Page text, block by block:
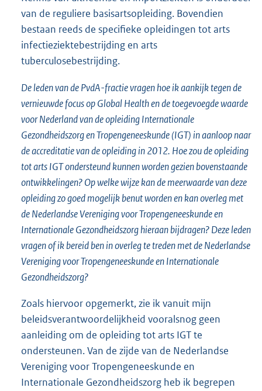
van de reguliere basisartsopleiding. Bovendien
bestaan reeds de specifieke opleidingen tot arts
infectieziektebestrijding en arts
tuberculosebestrijding.
De leden van de PvdA-fractie vragen hoe ik aankijk tegen de
vernieuwde focus op Global Health en de toegevoegde waarde
voor Nederland van de opleiding Internationale
Gezondheidszorg en Tropengeneeskunde (IGT) in aanloop naar
de accreditatie van de opleiding in 2012. Hoe zou de opleiding
tot arts IGT ondersteund kunnen worden gezien bovenstaande
ontwikkelingen? Op welke wijze kan de meerwaarde van deze
opleiding zo goed mogelijk benut worden en kan overleg met
de Nederlandse Vereniging voor Tropengeneeskunde en
Internationale Gezondheidszorg hieraan bijdragen? Deze leden
vragen of ik bereid ben in overleg te treden met de Nederlandse
Vereniging voor Tropengeneeskunde en Internationale
Gezondheidszorg?
Zoals hiervoor opgemerkt, zie ik vanuit mijn
beleidsverantwoordelijkheid vooralsnog geen
aanleiding om de opleiding tot arts IGT te
ondersteunen. Van de zijde van de Nederlandse
Vereniging voor Tropengeneeskunde en
Internationale Gezondheidszorg heb ik begrepen